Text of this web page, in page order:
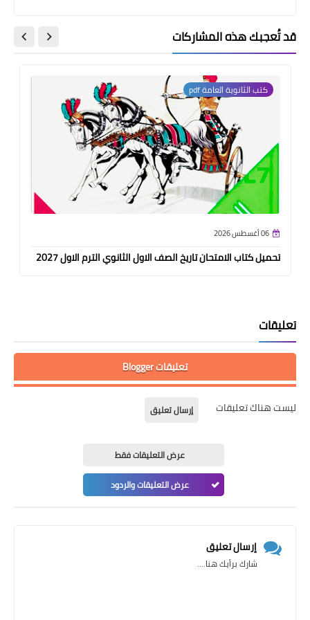
قد تُعجبك هذه المشاركات
كتب الثانوية العامة pdf
06 أغسطس 2026
تحميل كتاب الامتحان تاريخ الصف الاول الثانوي الترم الاول 2027
تعليقات
تعليقات Blogger
ليست هناك تعليقات إرسال تعليق
عرض التعليقات فقط
عرض التعليقات والردود
إرسال تعليق
شارك برأيك هنا....